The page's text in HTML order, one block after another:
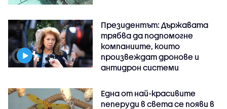
Президентът: Държавата
трябва да подпомогне
компаниите, които
произвеждат дронове и
антидрон системи
Една от най-красивите
пеперуди в света се появи в